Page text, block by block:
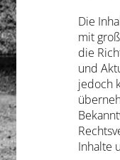
Die
mit
die
und
jedoch
Inhalte